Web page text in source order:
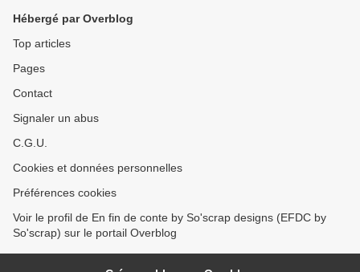
Hébergé par Overblog
Top articles
Pages
Contact
Signaler un abus
C.G.U.
Cookies et données personnelles
Préférences cookies
Voir le profil de En fin de conte by So'scrap designs (EFDC by
So'scrap) sur le portail Overblog